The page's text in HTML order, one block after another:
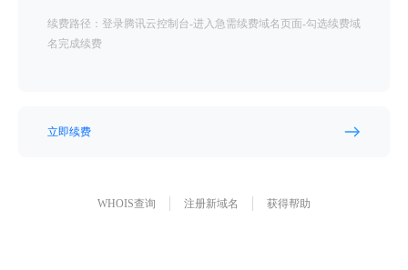
续费路径：登录腾讯云控制台-进入急需续费域名页面-勾选续费域
名完成续费
立即续费
WHOIS查询 注册新域名 获得帮助